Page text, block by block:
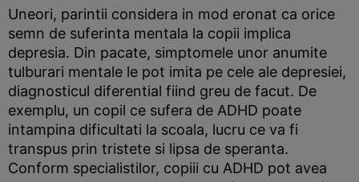
Uneori, parintii considera in mod eronat ca orice
semn de suferinta mentala la copii implica
depresia. Din pacate, simptomele unor anumite
tulburari mentale le pot imita pe cele ale depresiei,
diagnosticul diferential fiind greu de facut. De
exemplu, un copil ce sufera de ADHD poate
intampina dificultati la scoala, lucru ce va fi
transpus prin tristete si lipsa de speranta.
Conform specialistilor, copiii cu ADHD pot avea